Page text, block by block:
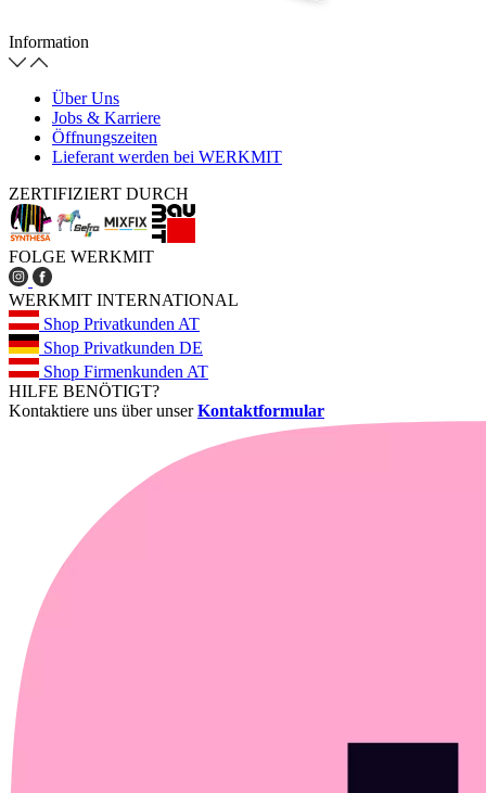
Information
Über Uns
Jobs & Karriere
Öffnungszeiten
Lieferant werden bei WERKMIT
ZERTIFIZIERT DURCH
FOLGE WERKMIT
WERKMIT INTERNATIONAL
Shop Privatkunden AT
Shop Privatkunden DE
Shop Firmenkunden AT
HILFE BENÖTIGT?
Kontaktiere uns über unserKontaktformular